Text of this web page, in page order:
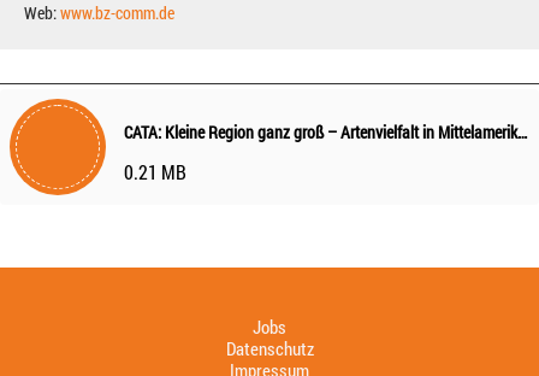
Web:www.bz-comm.de
CATA: Kleine Region ganz groß – Artenvielfalt in Mittelamerika in vier Ländern erleben
0.21 MB
Jobs
Datenschutz
Impressum